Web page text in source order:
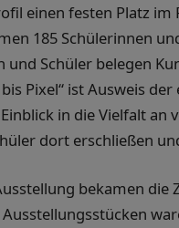
einen festen Platz im
185 Schülerinnen
und Schüler belegen
Pixel“ ist Ausweis
in die Vielfalt an
dort erschließen
bekamen die
Ausstellungsstücken